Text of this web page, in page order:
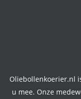
Oliebollenkoerier.nl
u mee. Onze